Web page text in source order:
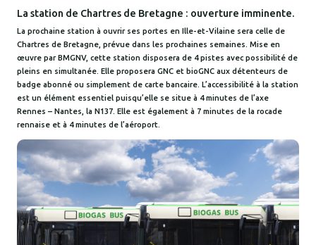
La station de Chartres de Bretagne : ouverture imminente.
La prochaine station à ouvrir ses portes en Ille-et-Vilaine sera celle de
Chartres de Bretagne, prévue dans les prochaines semaines. Mise en
œuvre par BMGNV, cette station disposera de 4 pistes avec possibilité de
pleins en simultanée. Elle proposera GNC et bioGNC aux détenteurs de
badge abonné ou simplement de carte bancaire. L’accessibilité à la station
est un élément essentiel puisqu’elle se situe à 4 minutes de l’axe
Rennes – Nantes, la N137. Elle est également à 7 minutes de la rocade
rennaise et à 4 minutes de l’aéroport.